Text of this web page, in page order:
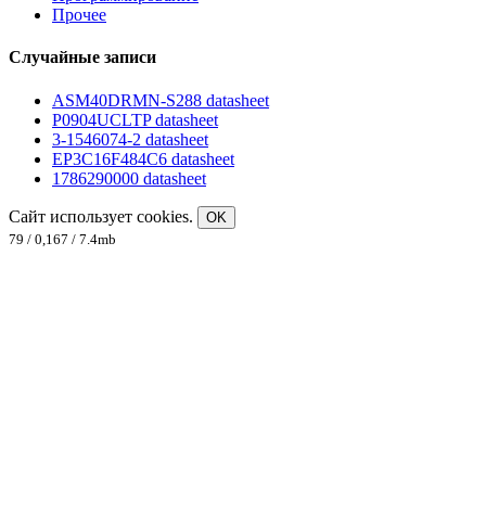
Прочее
Случайные записи
ASM40DRMN-S288 datasheet
P0904UCLTP datasheet
3-1546074-2 datasheet
EP3C16F484C6 datasheet
1786290000 datasheet
Сайт использует cookies.
OK
79 / 0,167 / 7.4mb